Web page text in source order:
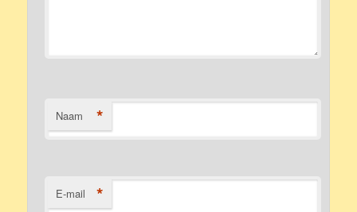
Naam *
E-mail *